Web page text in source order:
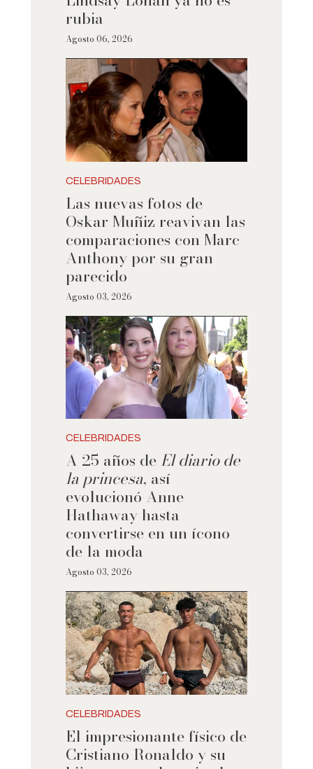
rubia
Agosto 06, 2026
CELEBRIDADES
Las nuevas fotos de
Oskar Muñiz reavivan las
comparaciones con Marc
Anthony por su gran
parecido
Agosto 03, 2026
CELEBRIDADES
A 25 años de El diario de
la princesa, así
evolucionó Anne
Hathaway hasta
convertirse en un ícono
de la moda
Agosto 03, 2026
CELEBRIDADES
El impresionante físico de
Cristiano Ronaldo y su